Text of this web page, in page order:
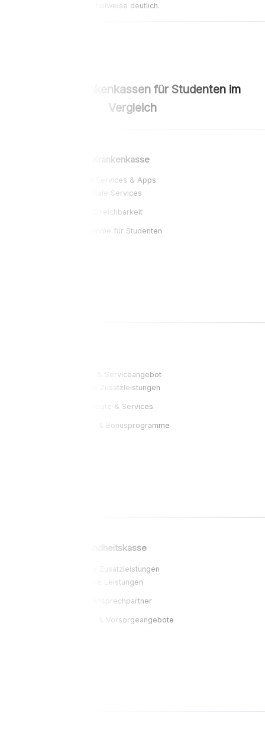
nach Krankenkasse teilweise deutlich.
Beliebte Krankenkassen für Studenten im
Vergleich
TK – Techniker Krankenkasse
Stark bei digitalen Services & Apps
Moderne digitale Services
Gute Online-Erreichbarkeit
Bonusprogramme für Studenten
Breites Leistungs- & Serviceangebot
Umfangreiche Zusatzleistungen
Digitale Angebote & Services
Gesundheits- & Bonusprogramme
AOK – Die Gesundheitskasse
Regional oft starke Zusatzleistungen
Viele regionale Leistungen
Persönliche Ansprechpartner
Gesundheits- & Vorsorgeangebote